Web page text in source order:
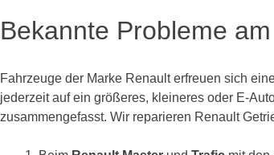
Bekannte Probleme
Fahrzeuge der Marke Renault erfreuen sich
jederzeit auf ein größeres, kleineres oder E-
zusammengefasst. Wir reparieren Renault